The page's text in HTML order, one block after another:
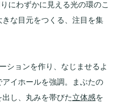
にわずかに見える光の環のこ
な目元をつくる、注目を集
ションを作り、なじませるよ
イホールを強調。まぶたの
出し、丸みを帯びた立体感を